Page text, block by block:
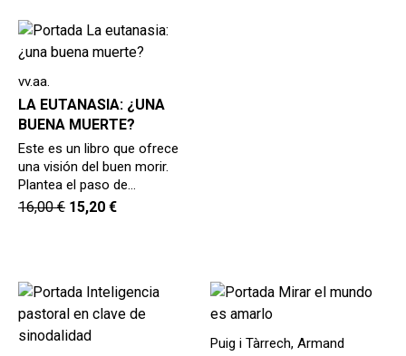
vv.aa.
LA EUTANASIA: ¿UNA
BUENA MUERTE?
Este es un libro que ofrece
una visión del buen morir.
Plantea el paso de…
16,00€ 15,20 €
Puig i Tàrrech, Armand